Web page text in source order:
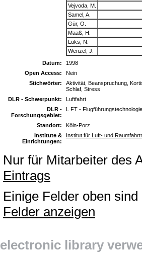
Vejvoda, M.
Samel, A.
Gür, O.
Maaß, H.
Luks, N.
Wenzel, J.
Datum:
1998
Open Access:
Nein
Stichwörter:
Aktivität, Beanspruchung,
Schlaf, Stress
DLR - Schwerpunkt:
Luftfahrt
DLR -
Forschungsgebiet:
L FT -
Standort:
Köln-Porz
Institute &
Einrichtungen:
Institut für Luft- und
Nur für Mitarbeiter des
Eintrags
Einige Felder oben
Felder anzeigen
electronic library